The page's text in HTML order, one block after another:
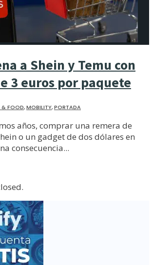
a Shein y Temu con
3 euros por paquete
& FOOD,MOBILITY,PORTADA
años, comprar una remera de
o un gadget de dos dólares en
consecuencia...